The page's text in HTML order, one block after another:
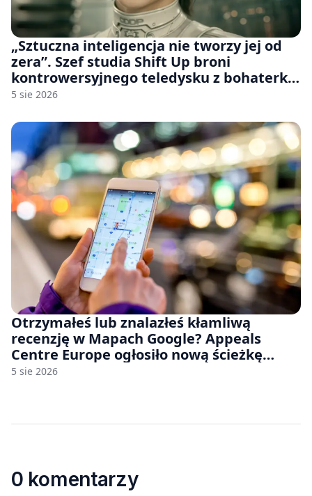
„Sztuczna inteligencja nie tworzy jej od
zera”. Szef studia Shift Up broni
kontrowersyjnego teledysku z bohaterką
Stellar Blade: Blood Rain
5 sie 2026
Otrzymałeś lub znalazłeś kłamliwą
recenzję w Mapach Google? Appeals
Centre Europe ogłosiło nową ścieżkę
odwoławczą dla firm i konsumentów
5 sie 2026
0 komentarzy